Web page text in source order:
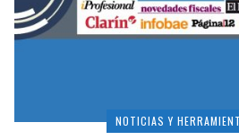
NOTICIAS Y